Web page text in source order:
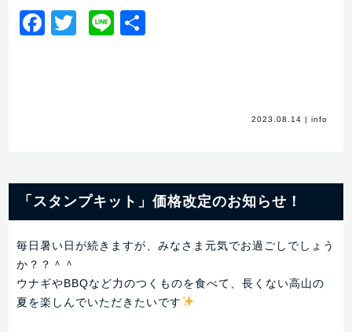
Facebook
Twitter
Line
2023.08.14 | info
「スタンプキット」価格改定のお知らせ！
毎日暑い日が続きますが、みなさま元気でお過ごしでしょう
か？？＾＾
ウナギやBBQなど力のつくものを食べて、長くない高山の
夏を楽しんでいただきたいです